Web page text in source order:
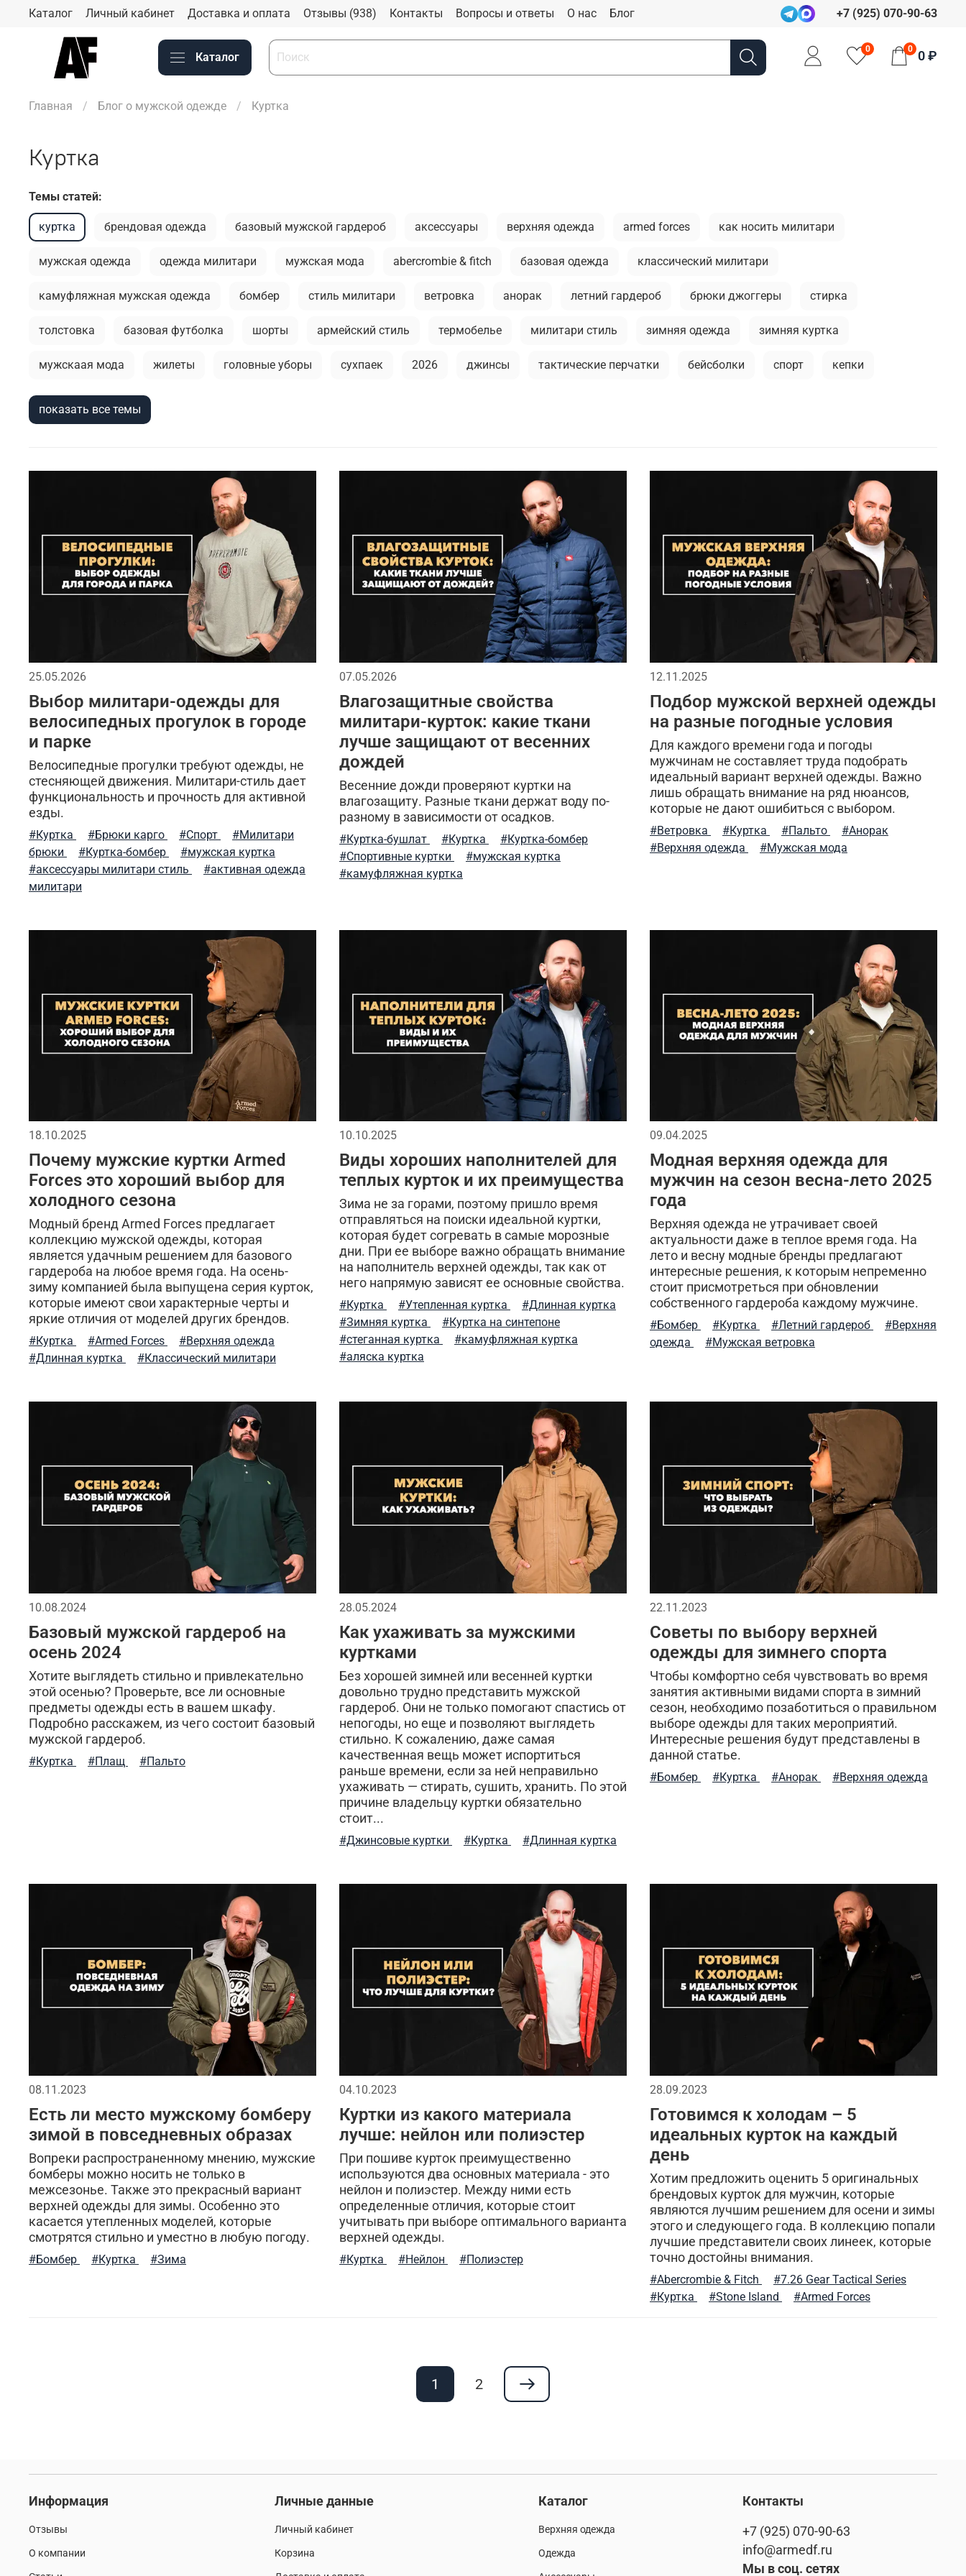
Каталог Личный кабинет Доставка и оплата Отзывы (938) Контакты Вопросы и ответы О нас Блог +7 (925) 070-90-63
Каталог
0 0 0 ₽
Главная Блог о мужской одежде Куртка
Куртка
Темы статей:
куртка брендовая одежда базовый мужской гардероб аксессуары верхняя одежда armed forces как носить милитари
мужская одежда одежда милитари мужская мода abercrombie & fitch базовая одежда классический милитари
камуфляжная мужская одежда бомбер стиль милитари ветровка анорак летний гардероб брюки джоггеры стирка
толстовка базовая футболка шорты армейский стиль термобелье милитари стиль зимняя одежда зимняя куртка
мужскаая мода жилеты головные уборы сухпаек 2026 джинсы тактические перчатки бейсболки спорт кепки
мужской лонгслив
кэжуал или уличный милитари универсальные футболки аляска рубашка модные тренды мужские жилеты мужские рубашки
фирменные бренды флис
тактический рюкзак футболка премиальное термобелье городская мода парка мужские аксессуары спортивный милитари
милитари одежда stone island сушка зимний гардероб демисезонная одежда мужская ветровка рубашки милитари брюки-карго
индивидуальный стиль мужчины спортивные брюки легкость ухода куртка-бомбер
куртка на синтепоне ветровка милитари пуховые жилеты шапка-ушанка
бесшовное мужское термобелье стильная толстовка натуральный хлопок дизайнерские вещи
мужская куртка милитари брюки утепленные жилеты аляска куртка мужская одежда утепленная куртка флисовая одежда
летний стиль зима лонгслив стильные шорты теплая одежда
бесшовное женское термобелье осенняя мужская одежда классическая шапка
компрессионное термобелье мужская шапка специализированные интернет-магазины 7.26 gear tactical series глажка
белая футболка тактическая одежда весной ремень брючный хаки камуфляжная расцветка брюки карго городской образ
стиль милитари материал arcteryx хлопок
летняя одежда тактический подсумок туристический нож модный образ
уход за одеждой женские жилеты арафатка городской милитари
alpha industries футболки и рубашки стиль милитари в повседневной жизни качественная одежда джинсовая одежда
универсальная вещь кофта флисовая тренды милитари милитари-стиль флисовые штаны размеры мужской одежды
фирменная одежда хлопковые футболки практичные советы
термофутболка мужская флисовая одежда классика ma.strum аксессуары милитари стиль стиль тактическая одежда для мужчин
стеганная куртка брюки на флисе принт камуфляж осень мужской рюкзак цветовая палитра бомберы хлопковая одежда
как выбрать одежду мужчине шорты карго одежда с принтом для мужчин
показать все темы
25.05.2026
Выбор милитари-одежды для
велосипедных прогулок в городе
и парке
Велосипедные прогулки требуют одежды, не
стесняющей движения. Милитари-стиль дает
функциональность и прочность для активной
езды.
#Куртка #Брюки карго #Спорт
#Милитари
брюки
#Куртка-бомбер
#мужская куртка
#аксессуары милитари стиль
#активная одежда
милитари
07.05.2026
Влагозащитные свойства
милитари-курток: какие ткани
лучше защищают от весенних
дождей
Весенние дожди проверяют куртки на
влагозащиту. Разные ткани держат воду по-
разному в зависимости от осадков.
#Куртка-бушлат #Куртка
#Куртка-бомбер
#Спортивные куртки
#мужская куртка
#камуфляжная куртка
12.11.2025
Подбор мужской верхней одежды
на разные погодные условия
Для каждого времени года и погоды
мужчинам не составляет труда подобрать
идеальный вариант верхней одежды. Важно
лишь обращать внимание на ряд нюансов,
которые не дают ошибиться с выбором.
#Ветровка #Куртка #Пальто
#Анорак
#Верхняя одежда
#Мужская мода
18.10.2025
Почему мужские куртки Armed
Forces это хороший выбор для
холодного сезона
Модный бренд Armed Forces предлагает
коллекцию мужской одежды, которая
является удачным решением для базового
гардероба на любое время года. На осень-
зиму компанией была выпущена серия курток,
которые имеют свои характерные черты и
яркие отличия от моделей других брендов.
#Куртка #Armed Forces
#Верхняя одежда
#Длинная куртка
#Классический милитари
10.10.2025
Виды хороших наполнителей для
теплых курток и их преимущества
Зима не за горами, поэтому пришло время
отправляться на поиски идеальной куртки,
которая будет согревать в самые морозные
дни. При ее выборе важно обращать внимание
на наполнитель верхней одежды, так как от
него напрямую зависят ее основные свойства.
#Куртка #Утепленная куртка
#Длинная куртка
#Зимняя куртка
#Куртка на синтепоне
#стеганная куртка
#камуфляжная куртка
#аляска куртка
09.04.2025
Модная верхняя одежда для
мужчин на сезон весна-лето 2025
года
Верхняя одежда не утрачивает своей
актуальности даже в теплое время года. На
лето и весну модные бренды предлагают
интересные решения, к которым непременно
стоит присмотреться при обновлении
собственного гардероба каждому мужчине.
#Бомбер #Куртка #Летний гардероб
#Верхняя
одежда
#Мужская ветровка
10.08.2024
Базовый мужской гардероб на
осень 2024
Хотите выглядеть стильно и привлекательно
этой осенью? Проверьте, все ли основные
предметы одежды есть в вашем шкафу.
Подробно расскажем, из чего состоит базовый
мужской гардероб.
#Куртка #Плащ #Пальто
28.05.2024
Как ухаживать за мужскими
куртками
Без хорошей зимней или весенней куртки
довольно трудно представить мужской
гардероб. Они не только помогают спастись от
непогоды, но еще и позволяют выглядеть
стильно. К сожалению, даже самая
качественная вещь может испортиться
раньше времени, если за ней неправильно
ухаживать — стирать, сушить, хранить. По этой
причине владельцу куртки обязательно
стоит...
#Джинсовые куртки #Куртка #Длинная куртка
22.11.2023
Советы по выбору верхней
одежды для зимнего спорта
Чтобы комфортно себя чувствовать во время
занятия активными видами спорта в зимний
сезон, необходимо позаботиться о правильном
выборе одежды для таких мероприятий.
Интересные решения будут представлены в
данной статье.
#Бомбер #Куртка #Анорак #Верхняя одежда
08.11.2023
Есть ли место мужскому бомберу
зимой в повседневных образах
Вопреки распространенному мнению, мужские
бомберы можно носить не только в
межсезонье. Также это прекрасный вариант
верхней одежды для зимы. Особенно это
касается утепленных моделей, которые
смотрятся стильно и уместно в любую погоду.
#Бомбер #Куртка #Зима
04.10.2023
Куртки из какого материала
лучше: нейлон или полиэстер
При пошиве курток преимущественно
используются два основных материала - это
нейлон и полиэстер. Между ними есть
определенные отличия, которые стоит
учитывать при выборе оптимального варианта
верхней одежды.
#Куртка #Нейлон #Полиэстер
28.09.2023
Готовимся к холодам – 5
идеальных курток на каждый
день
Хотим предложить оценить 5 оригинальных
брендовых курток для мужчин, которые
являются лучшим решением для осени и зимы
этого и следующего года. В коллекцию попали
лучшие представители своих линеек, которые
точно достойны внимания.
#Abercrombie & Fitch
#7.26 Gear Tactical Series
#Куртка
#Stone Island #Armed Forces
1 2
Информация
Отзывы
О компании
Личные данные
Личный кабинет
Корзина
Каталог
Верхняя одежда
Одежда
Контакты
+7 (925) 070-90-63
info@armedf.ru
Мы в соц. сетях